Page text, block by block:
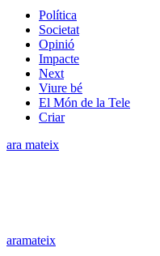
Política
Societat
Opinió
Impacte
Next
Viure bé
El Món de la Tele
Criar
ara mateix
aramateix